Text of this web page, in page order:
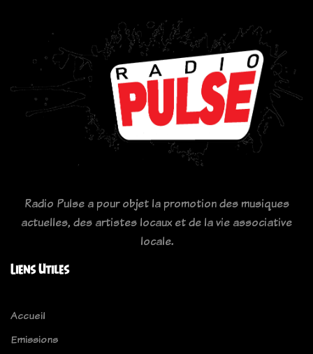
Radio Pulse a pour objet la promotion des musiques
actuelles, des artistes locaux et de la vie associative
locale.
Liens Utiles
Accueil
Emissions